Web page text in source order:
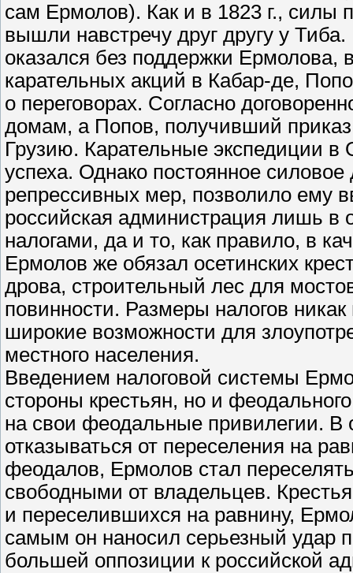
сам Ермолов). Как и в 1823 г., силы
вышли навстречу друг другу у
оказался без поддержки Ермолова,
карательных акций в Кабар-де,
о переговорах. Согласно
домам, а Попов, получивший
Грузию. Карательные экспедиции в
успеха. Однако постоянное
репрессивных мер, позволило ему
российская администрация лишь в
налогами, да и то, как правило, в
Ермолов же обязал осетинских
дрова, строительный лес для
повинности. Размеры налогов
широкие возможности для
местного населения.
Введением налоговой системы
стороны крестьян, но и
на свои феодальные привилегии. В
отказываться от переселения на
феодалов, Ермолов стал
свободными от владельцев.
и переселившихся на равнину,
самым он наносил серьезный удар
большей оппозиции к российской